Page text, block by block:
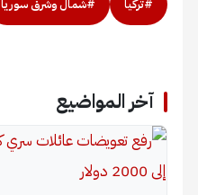
#تركيا #شمال وشرق سوريا
آخر المواضيع